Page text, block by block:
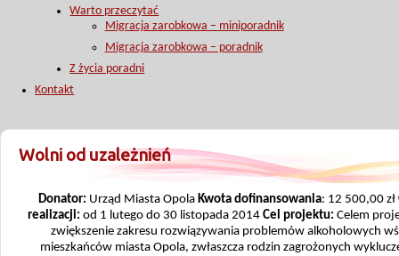
Warto przeczytać
Migracja zarobkowa – miniporadnik
Migracja zarobkowa – poradnik
Z życia poradni
Kontakt
Wolni od uzależnień
Donator: Urząd Miasta OpolaKwota dofinansowania: 12 500,00 zł
realizacji: od 1 lutego do 30 listopada 2014Cel projektu: Celem
zwiększenie zakresu rozwiązywania problemów alkoholowych
mieszkańców miasta Opola, zwłaszcza rodzin zagrożonych